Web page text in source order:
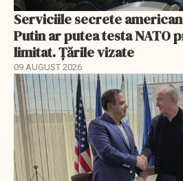
Serviciile secrete
Putin ar putea testa NATO
limitat. Țările vizate
09 AUGUST 2026